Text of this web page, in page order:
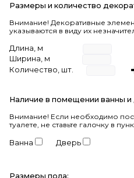
Размеры и количество
Внимание! Декоративные
указываются в виду их
Длина, м
Ширина, м
Количество, шт.
Наличие в помещении ванны и
Внимание! Если необходимо
туалете, не ставьте галочку в
Ванна Дверь
Размеры пола: